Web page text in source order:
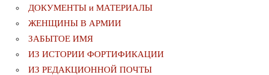
ДОКУМЕНТЫ и МАТЕРИАЛЫ
ЖЕНЩИНЫ В АРМИИ
ЗАБЫТОЕ ИМЯ
ИЗ ИСТОРИИ ФОРТИФИКАЦИИ
ИЗ РЕДАКЦИОННОЙ ПОЧТЫ